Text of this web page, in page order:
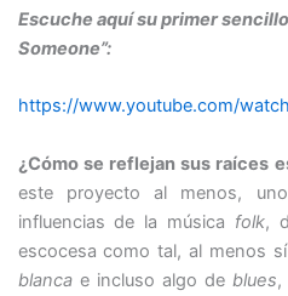
Escuche aquí su primer
Someone”:
https://www.youtube.com/
¿Cómo se reflejan sus raíces
este proyecto al menos,
influencias de la música folk,
escocesa como tal, al menos
blancae incluso algo de blues,